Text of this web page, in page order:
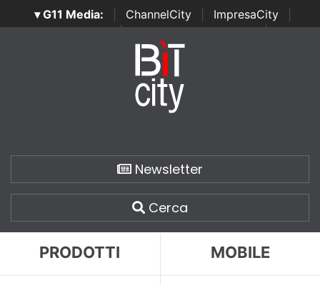
▾ G11 Media: ChannelCity ImpresaCity
SecurityOpenLab | Italian Channel Awards | Italian
Italian Security Awards
Newsletter
Cerca
PRODOTTI MOBILE